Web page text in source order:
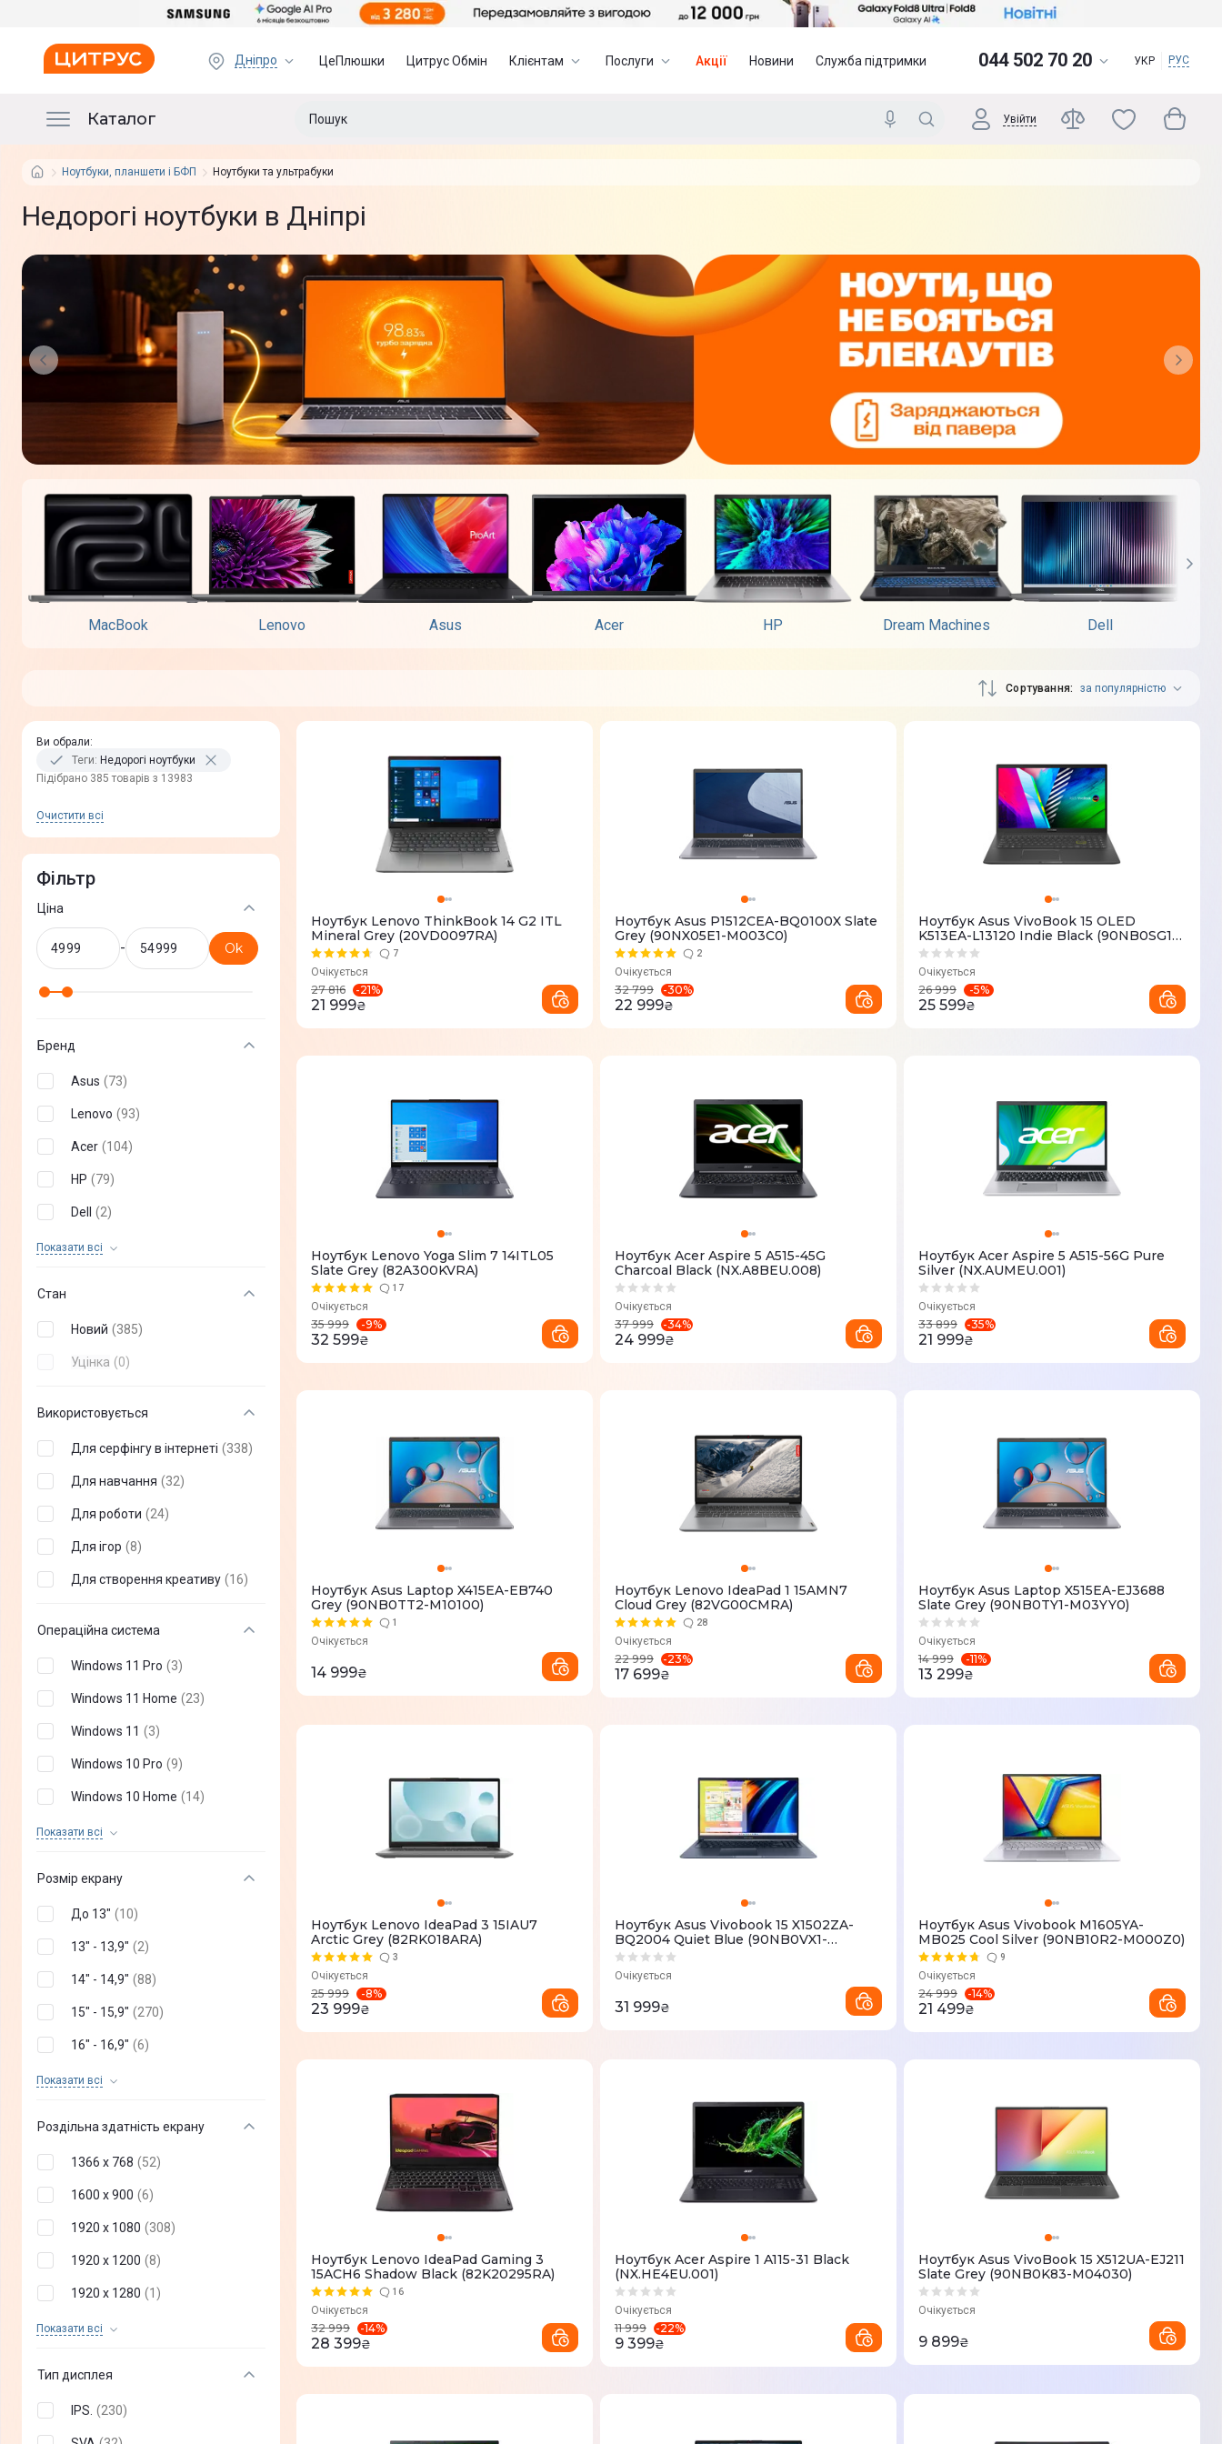
Дніпро ЦеПлюшки Цитрус Обмін Клієнтам Послуги Акції Новини Служба підтримки 044 502 70 20 УКР РУС
Каталог Увійти
Ноутбуки, планшети і БФП Ноутбуки та ультрабуки
Недорогі ноутбуки в Дніпрі
MacBook Lenovo Asus Acer HP Dream Machines Dell
Сортування за популярністю
Ви обрали:
Теги: Недорогі ноутбуки
Пiдiбрано 385 товарів з 13983
Очистити всi
Фільтр
Ціна
- Ok
Бренд
Asus (73)
Lenovo (93)
Acer (104)
HP (79)
Dell (2)
Показати всi
2E (1)
Pixus (2)
Mechrevo
CHUWI INNOVATION LIMITED
Huawei (
Apple
MSI
Microsoft (0)
Honor (0)
Gigabyte ( 0
Durabook 0 )
AGN (0)
realme (0 )
Xiaomi (
Стан
Новий (385)
Уцінка (0)
Використовується
Для серфінгу в інтернеті (338)
Для навчання (32)
Для роботи (24)
Для ігор (8)
Для створення креативу (16)
Операційна система
Windows 11 Pro (3)
Windows 11 Home (23)
Windows 11 (3)
Windows 10 Pro (9)
Windows 10 Home (14)
Показати всiWindows 10
macOS Monterey
macOS Big Sur (0)
Ubuntu (0)
Розмір екрану
До 13" (10)
13" - 13,9" (2)
14" - 14,9" (88)
15" - 15,9" (270)
16" - 16,9" (6)
Показати всi
17" - 17,9"
Роздільна здатність екрану
1366 x 768 (52)
1600 x 900 (6)
1920 x 1080 (308)
1920 x 1200 (8)
1920 x 1280 (1 )
Показати всi2160 x 1440
Тип дисплея
IPS. (230)
Ноутбук Lenovo ThinkBook 14 G2 ITL
Mineral Grey (20VD0097RA)
7
Очікується
27 816 -21%
21 999₴
Ноутбук Asus P1512CEA-BQ0100X Slate
Grey (90NX05E1-M003C0)
2
Очікується
32 799 -30%
22 999₴
Ноутбук Asus VivoBook 15 OLED
K513EA-L13120 Indie Black (90NB0SG1-
M00MZ0)
Очікується
26 999 -5%
25 599₴
Ноутбук Lenovo Yoga Slim 7 14ITL05
Slate Grey (82A300KVRA)
17
Очікується
35 999 -9%
32 599₴
Ноутбук Acer Aspire 5 A515-45G
Charcoal Black (NX.A8BEU.008)
Очікується
37 999 -34%
24 999₴
Ноутбук Acer Aspire 5 A515-56G Pure
Silver (NX.AUMEU.001)
Очікується
33 899 -35%
21 999₴
Ноутбук Asus Laptop X415EA-EB740
Grey (90NB0TT2-M10100)
1
Очікується
14 999₴
Ноутбук Lenovo IdeaPad 1 15AMN7
Cloud Grey (82VG00CMRA)
28
Очікується
22 999 -23%
17 699₴
Ноутбук Asus Laptop X515EA-EJ3688
Slate Grey (90NB0TY1-M03YY0)
Очікується
14 999 -11%
13 299₴
Ноутбук Lenovo IdeaPad 3 15IAU7
Arctic Grey (82RK018ARA)
3
Очікується
25 999 -8%
23 999₴
Ноутбук Asus Vivobook 15 X1502ZA-
BQ2004 Quiet Blue (90NB0VX1-
M02UP0)
Очікується
31 999₴
Ноутбук Asus Vivobook M1605YA-
MB025 Cool Silver (90NB10R2-M000Z0)
9
Очікується
24 999 -14%
21 499₴
Ноутбук Lenovo IdeaPad Gaming 3
15ACH6 Shadow Black (82K20295RA)
16
Очікується
32 999 -14%
28 399₴
Ноутбук Acer Aspire 1 A115-31 Black
(NX.HE4EU.001)
Очікується
11 999 -22%
9 399₴
Ноутбук Asus VivoBook 15 X512UA-EJ211
Slate Grey (90NB0K83-M04030)
Очікується
9 899₴